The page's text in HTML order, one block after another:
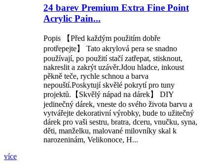
24 barev Premium Extra Fine Point
Acrylic Pain...
Popis 【Před každým použitím dobře
protřepejte】 Tato akrylová pera se snadno
používají, po použití stačí zatřepat, stisknout,
nakreslit a zakrýt uzávěr.Jdou hladce, inkoust
pěkně teče, rychle schnou a barva
nepouští.Poskytují skvělé pokrytí pro tuny
projektů.【Skvělý nápad na dárek】 DIY
jedinečný dárek, vneste do svého života barvu a
vytvářejte dekorativní výrobky, bude to užitečný
dárek pro vaši sestru, bratra, dceru, vnučku, syna,
děti, manželku, malované milovníky skal k
narozeninám, Velikonoce, H...
více